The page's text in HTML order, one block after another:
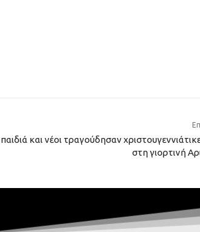
και νέοι τραγούδησαν
στη γιορτινή